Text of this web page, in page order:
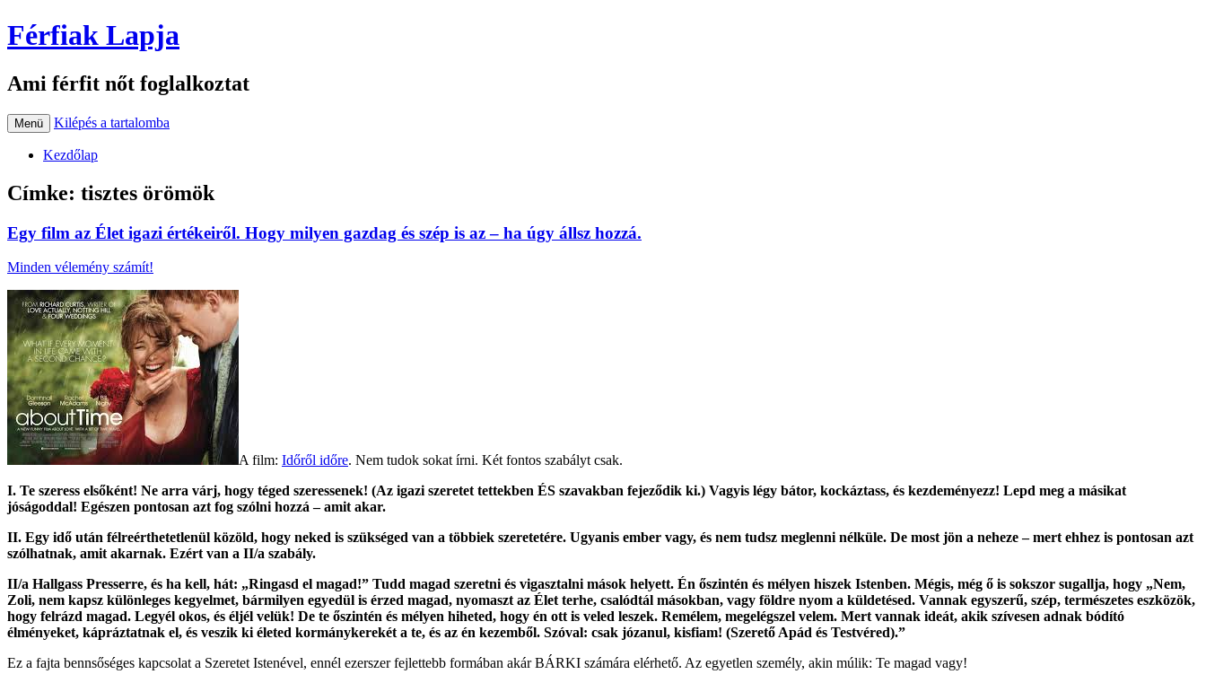
Férfiak Lapja
Ami férfit nőt foglalkoztat
Menü Kilépés a tartalomba
Kezdőlap
Címke: tisztes örömök
Egy film az Élet igazi értékeiről. Hogy milyen gazdag és szép is az – ha úgy állsz hozzá.
Minden vélemény számít!
A film: Időről időre. Nem tudok sokat írni. Két fontos szabályt csak.
I. Te szeress elsőként! Ne arra várj, hogy téged szeressenek! (Az igazi szeretet tettekben ÉS szavakban fejeződik ki.) Vagyis légy bátor, kockáztass, és kezdeményezz! Lepd meg a másikat
jóságoddal! Egészen pontosan azt fog szólni hozzá – amit akar.
II. Egy idő után félreérthetetlenül közöld, hogy neked is szükséged van a többiek szeretetére. Ugyanis ember vagy, és nem tudsz meglenni nélküle. De most jön a neheze – mert ehhez is pontosan azt
szólhatnak, amit akarnak. Ezért van a II/a szabály.
II/a Hallgass Presserre, és ha kell, hát: „Ringasd el magad!” Tudd magad szeretni és vigasztalni mások helyett. Én őszintén és mélyen hiszek Istenben. Mégis, még ő is sokszor sugallja, hogy „Nem,
Zoli, nem kapsz különleges kegyelmet, bármilyen egyedül is érzed magad, nyomaszt az Élet terhe, csalódtál másokban, vagy földre nyom a küldetésed. Vannak egyszerű, szép, természetes eszközök,
hogy felrázd magad. Legyél okos, és éljél velük! De te őszintén és mélyen hiheted, hogy én ott is veled leszek. Remélem, megelégszel velem. Mert vannak ideát, akik szívesen adnak bódító
élményeket, kápráztatnak el, és veszik ki életed kormánykerekét a te, és az én kezemből. Szóval: csak józanul, kisfiam! (Szerető Apád és Testvéred).”
Ez a fajta bennsőséges kapcsolat a Szeretet Istenével, ennél ezerszer fejlettebb formában akár BÁRKI számára elérhető. Az egyetlen személy, akin múlik: Te magad vagy!